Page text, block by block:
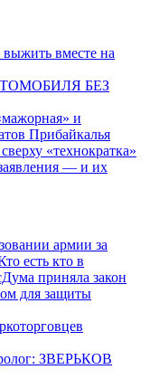
вместе на
БЕЗ
и
Прибайкалья
«технократка»
— и их
армии за
есть кто в
приняла закон
для защиты
ЗВЕРЬКОВ